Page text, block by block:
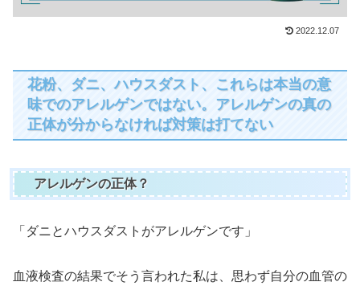
2022.12.07
花粉、ダニ、ハウスダスト、これらは本当の意
味でのアレルゲンではない。アレルゲンの真の
正体が分からなければ対策は打てない
アレルゲンの正体？
「ダニとハウスダストがアレルゲンです」
血液検査の結果でそう言われた私は、思わず自分の血管の